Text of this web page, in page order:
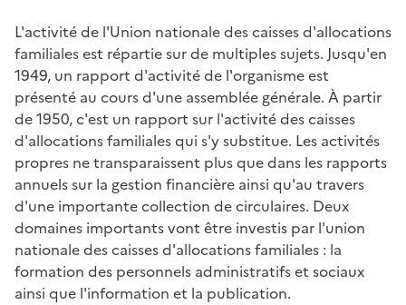
L'activité de l'Union nationale des caisses d'allocations
familiales est répartie sur de multiples sujets. Jusqu'en
1949, un rapport d'activité de l'organisme est
présenté au cours d'une assemblée générale. À partir
de 1950, c'est un rapport sur l'activité des caisses
d'allocations familiales qui s'y substitue. Les activités
propres ne transparaissent plus que dans les rapports
annuels sur la gestion financière ainsi qu'au travers
d'une importante collection de circulaires. Deux
domaines importants vont être investis par l'union
nationale des caisses d'allocations familiales : la
formation des personnels administratifs et sociaux
ainsi que l'information et la publication.